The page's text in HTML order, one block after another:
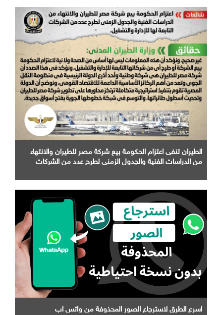
الطيران تنفى اعتزام الحكومة بيع شركة مصر للطيران والانتهاء
من الدراسات الفنية والجدول الزمني لطرح عدد من الشركات
اسرع الطرق لاسترجاع الصور المحذوفة من واتس اب